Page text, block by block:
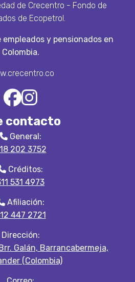
de Crecentro - Fondo de
de Ecopetrol.
y pensionados en
Colombia.
contacto
General:
202 3752
Créditos:
531 4973
Afiliación:
447 2721
Dirección:
Galán, Barrancabermeja,
(Colombia)